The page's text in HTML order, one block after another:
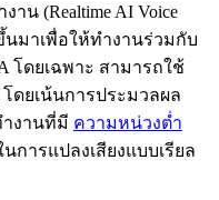
าน (Realtime AI Voice
มาเพื่อให้ทำงานร่วมกับ
โดยเฉพาะ สามารถใช้
ดยเน้นการประมวลผล
ำงานที่มี ความหน่วงต่ำ
การแปลงเสียงแบบเรียล